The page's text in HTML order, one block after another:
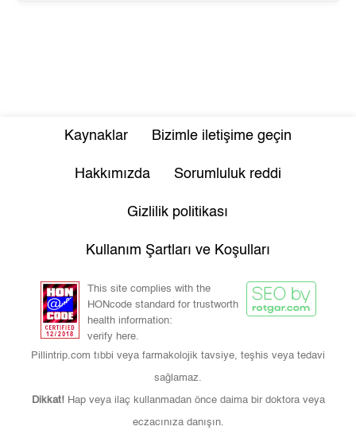
Kaynaklar Bizimle iletişime geçin
Hakkımızda Sorumluluk reddi
Gizlilik politikası
Kullanım Şartları ve Koşulları
This site complies with the
HONcode standard for trustworth
health information:
verify here.
Pillintrip.com tıbbi veya farmakolojik tavsiye, teşhis veya tedavi
sağlamaz.
Dikkat! Hap veya ilaç kullanmadan önce daima bir doktora veya
eczacınıza danışın.